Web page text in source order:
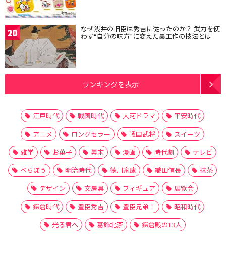
20 なぜ浅井の旧臣は秀吉に従ったのか？ 武力を使
わず“自分の味方”に変えた裏工作の技法とは
ランキングを表示
江戸時代 戦国時代 大河ドラマ
平安時代
アニメ
ロングセラー 戦国武将
スイーツ
雑学
お菓子 幕末 漫画 時代劇
テレビ
べらぼう
明治時代 徳川家康 織田信長
抹茶
デザイン
文房具 フィギュア
展覧会
鎌倉時代
豊臣秀吉 豊臣兄弟！
昭和時代
光る君へ
葛飾北斎 鎌倉殿の13人